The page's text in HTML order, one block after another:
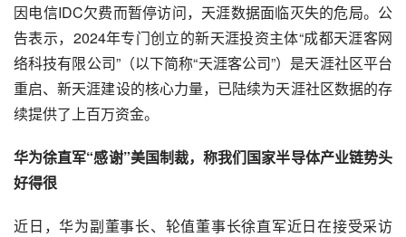
因电信IDC欠费而暂停访问，天涯数据面临灭失的危局。公
告表示，2024年专门创立的新天涯投资主体“成都天涯客网
络科技有限公司”（以下简称“天涯客公司”）是天涯社区平台
重启、新天涯建设的核心力量，已陆续为天涯社区数据的存
续提供了上百万资金。
华为徐直军“感谢”美国制裁，称我们国家半导体产业链势头
好得很
近日，华为副董事长、轮值董事长徐直军近日在接受采访